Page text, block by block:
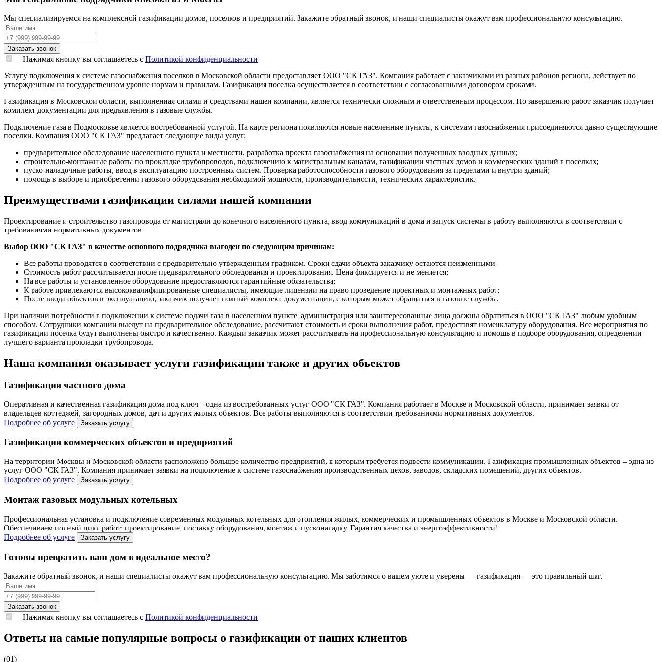
Мы специализируемся на комплексной газификации домов, поселков и предприятий. Закажите обратный звонок, и наши специалисты окажут вам профессиональную консультацию.
Нажимая кнопку вы соглашаетесь с Политикой конфиденциальности
Услугу подключения к системе газоснабжения поселков в Московской области предоставляет ООО "СК ГАЗ". Компания работает с заказчиками из разных районов региона, действует по
утвержденным на государственном уровне нормам и правилам. Газификация поселка осуществляется в соответствии с согласованными договором сроками.
Газификация в Московской области, выполненная силами и средствами нашей компании, является технически сложным и ответственным процессом. По завершению работ заказчик получает
комплект документации для предъявления в газовые службы.
Подключение газа в Подмосковье является востребованной услугой. На карте региона появляются новые населенные пункты, к системам газоснабжения присоединяются давно существующие
поселки. Компания ООО "СК ГАЗ" предлагает следующие виды услуг:
предварительное обследование населенного пункта и местности, разработка проекта газоснабжения на основании полученных вводных данных;
строительно-монтажные работы по прокладке трубопроводов, подключению к магистральным каналам, газификации частных домов и коммерческих зданий в поселках;
пуско-наладочные работы, ввод в эксплуатацию построенных систем. Проверка работоспособности газового оборудования за пределами и внутри зданий;
помощь в выборе и приобретении газового оборудования необходимой мощности, производительности, технических характеристик.
Преимуществами газификации силами нашей компании
Проектирование и строительство газопровода от магистрали до конечного населенного пункта, ввод коммуникаций в дома и запуск системы в работу выполняются в соответствии с
требованиями нормативных документов.
Выбор ООО "СК ГАЗ" в качестве основного подрядчика выгоден по следующим причинам:
Все работы проводятся в соответствии с предварительно утвержденным графиком. Сроки сдачи объекта заказчику остаются неизменными;
Стоимость работ рассчитывается после предварительного обследования и проектирования. Цена фиксируется и не меняется;
На все работы и установленное оборудование предоставляются гарантийные обязательства;
К работе привлекаются высококвалифицированные специалисты, имеющие лицензии на право проведение проектных и монтажных работ;
После ввода объектов в эксплуатацию, заказчик получает полный комплект документации, с которым может обращаться в газовые службы.
При наличии потребности в подключении к системе подачи газа в населенном пункте, администрация или заинтересованные лица должны обратиться в ООО "СК ГАЗ" любым удобным
способом. Сотрудники компании выедут на предварительное обследование, рассчитают стоимость и сроки выполнения работ, предоставят номенклатуру оборудования. Все мероприятия по
газификации поселка будут выполнены быстро и качественно. Каждый заказчик может рассчитывать на профессиональную консультацию и помощь в подборе оборудования, определении
лучшего варианта прокладки трубопровода.
Наша компания оказывает услуги газификации также и других объектов
Газификация частного дома
Оперативная и качественная газификация дома под ключ – одна из востребованных услуг ООО "СК ГАЗ". Компания работает в Москве и Московской области, принимает заявки от
владельцев коттеджей, загородных домов, дач и других жилых объектов. Все работы выполняются в соответствии требованиями нормативных документов.
Подробнее об услуге
Заказать услугу
Газификация коммерческих объектов и предприятий
На территории Москвы и Московской области расположено большое количество предприятий, к которым требуется подвести коммуникации. Газификация промышленных объектов – одна из
услуг ООО "СК ГАЗ". Компания принимает заявки на подключение к системе газоснабжения производственных цехов, заводов, складских помещений, других объектов.
Подробнее об услуге
Заказать услугу
Монтаж газовых модульных котельных
Профессиональная установка и подключение современных модульных котельных для отопления жилых, коммерческих и промышленных объектов в Москве и Московской области.
Обеспечиваем полный цикл работ: проектирование, поставку оборудования, монтаж и пусконаладку. Гарантия качества и энергоэффективности!
Подробнее об услуге
Заказать услугу
Готовы превратить ваш дом в идеальное место?
Закажите обратный звонок, и наши специалисты окажут вам профессиональную консультацию. Мы заботимся о вашем уюте и уверены — газификация — это правильный шаг.
Нажимая кнопку вы соглашаетесь с Политикой конфиденциальности
Ответы на самые популярные вопросы о газификации от наших клиентов
(01)